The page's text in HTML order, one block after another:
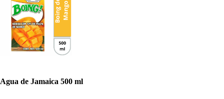
Agua de Jamaica 500 ml